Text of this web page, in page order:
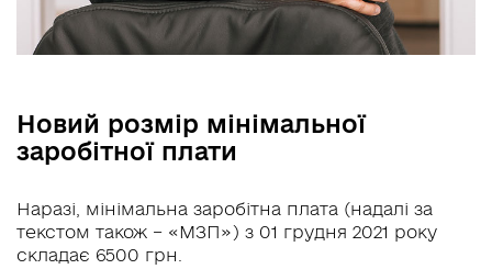
Новий розмір мінімальної
заробітної плати
Наразі, мінімальна заробітна плата (надалі за
текстом також – «МЗП») з 01 грудня 2021 року
складає 6500 грн.